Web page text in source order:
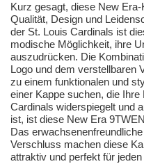
Kurz gesagt, diese New
Qualität, Design und
der St. Louis Cardinals ist
modische Möglichkeit, ihre
auszudrücken. Die
Logo und dem verstellbaren
zu einem funktionalen und
einer Kappe suchen, die
Cardinals widerspiegelt und
ist, ist diese New Era
Das
Verschluss machen diese
attraktiv und perfekt für jeden